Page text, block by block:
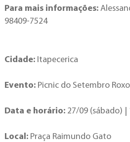
Para mais informações:
98409-7524
Cidade: Itapecerica
Evento: Picnic do Setembro Roxo
Data e horário: 27/09 (sábado) |
Local: Praça Raimundo Gato